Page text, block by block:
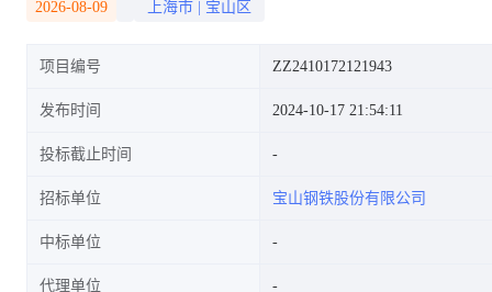
2026-08-09 上海市 宝山区
项目编号 ZZ2410172121943
发布时间 2024-10-17 21:54:11
投标截止时间
招标单位 宝山钢铁股份有限公司
中标单位
代理单位